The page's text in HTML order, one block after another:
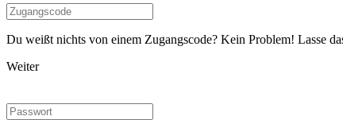
Du weißt nichts von einem Zugangscode? Kein Problem! Lasse
Weiter